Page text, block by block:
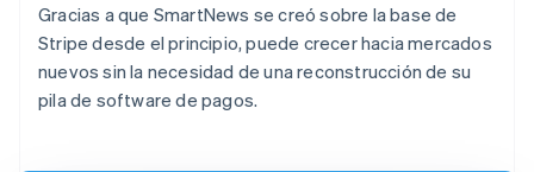
Gracias a que SmartNews se creó sobre la base de
Stripe desde el principio, puede crecer hacia mercados
nuevos sin la necesidad de una reconstrucción de su
pila de software de pagos.